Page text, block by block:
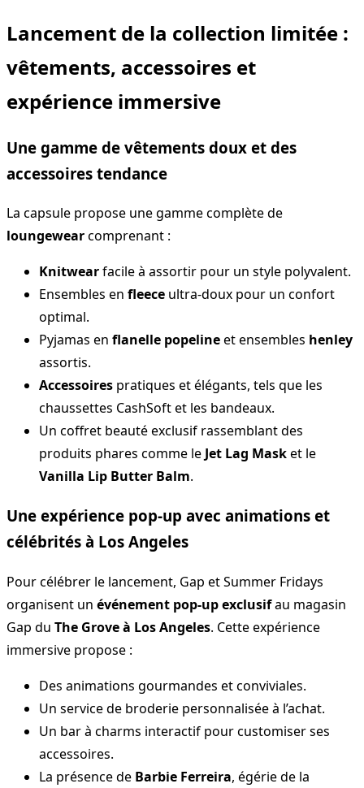
Lancement de la collection limitée :
vêtements, accessoires et
expérience immersive
Une gamme de vêtements doux et des
accessoires tendance
La capsule propose une gamme complète de
loungewearcomprenant :
Knitwearfacile à assortir pour un style polyvalent.
Ensembles en fleece ultra-doux pour un confort
optimal.
Pyjamas en flanelle popelineet ensembles henley
assortis.
Accessoires pratiques et élégants, tels que les
chaussettes CashSoft et les bandeaux.
Un coffret beauté exclusif rassemblant des
produits phares comme leJet Lag Masket le
Vanilla Lip Butter Balm.
Une expérience pop-up avec animations et
célébrités à Los Angeles
Pour célébrer le lancement, Gap et Summer Fridays
organisent un événement pop-up exclusifau magasin
Gap du The Grove à Los Angeles. Cette expérience
immersive propose :
Des animations gourmandes et conviviales.
Un service de broderie personnalisée à l’achat.
Un bar à charms interactif pour customiser ses
accessoires.
La présence de Barbie Ferreira, égérie de la